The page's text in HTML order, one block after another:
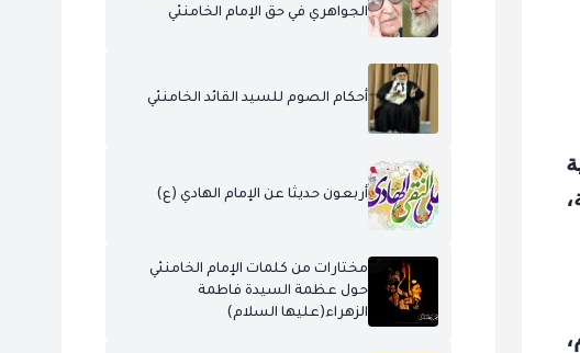
الجواهري في حق الإمام الخامنئي
أحكام الصوم للسيد القائد الخامنئي
أربعون حديثا عن الإمام الهادي (ع)
مختارات من كلمات الإمام الخامنئي
حول عظمة السيدة فاطمة
الزهراء(عليها السلام)